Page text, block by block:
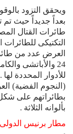
ويحقق التزود
بعداً جديداً حيث تم
طائرات القتال
التكتيكى
العرض عدد من
24 والأباتشى
للأدوار المحددة
(النجوم الفضية)
بطائراتهم على
بألوانه الثلاثة .
مطار برنيس الدولى